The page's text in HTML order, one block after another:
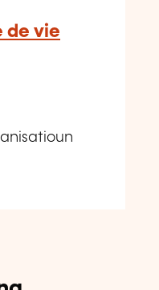
de vie